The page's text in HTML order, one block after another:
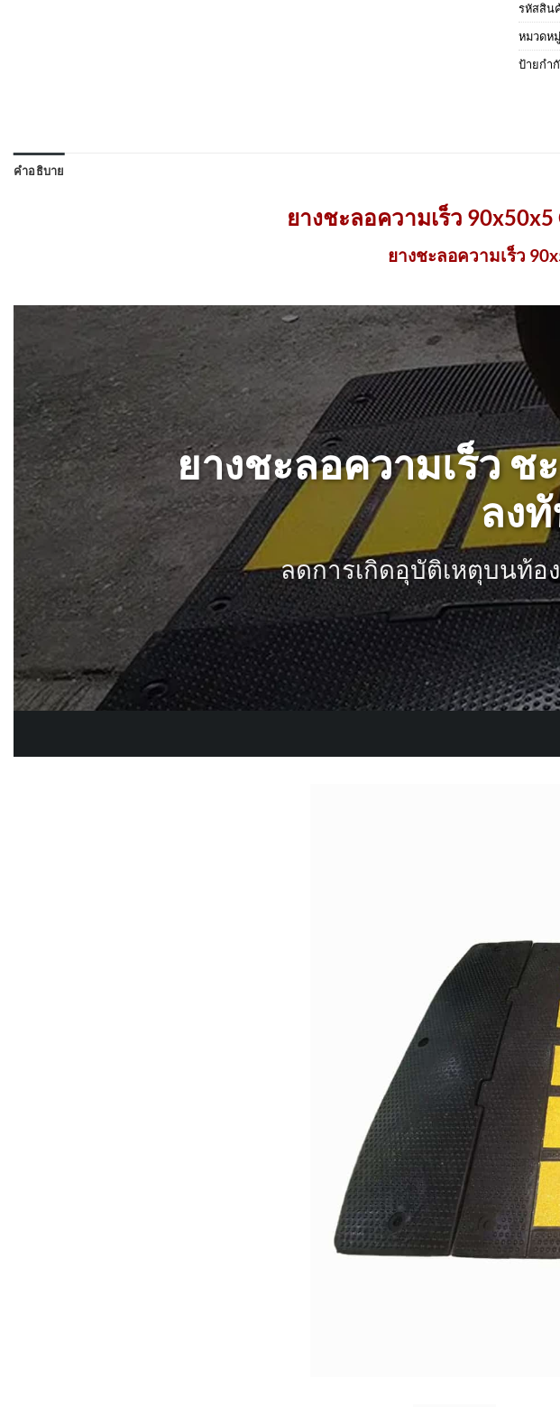
รหัสสิน
หมวดห
ป้ายกำ
คำอธิบาย
ยางชะลอความเร็ว
ยางชะลอความเร็ว
ยางชะลอความเร็ว ช
ลง
ลดการเกิดอุบัติเหตุบนท้อ